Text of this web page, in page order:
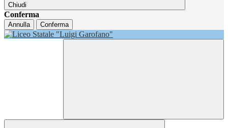
Chiudi
Conferma
Annulla Conferma